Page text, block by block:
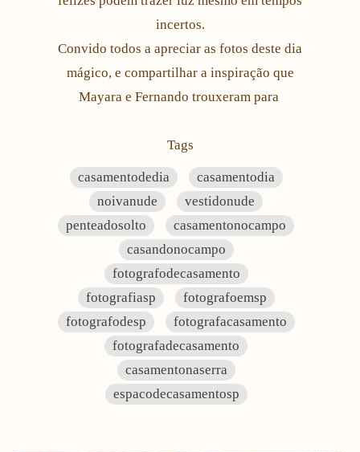
incertos.
Convido todos a apreciar as fotos deste dia
mágico, e compartilhar a inspiração que
Mayara e Fernando trouxeram para
Tags
casamentodedia
casamentodia
noivanude
vestidonude
penteadosolto
casamentonocampo
casandonocampo
fotografodecasamento
fotografiasp
fotografoemsp
fotografodesp
fotografacasamento
fotografadecasamento
casamentonaserra
espacodecasamentosp